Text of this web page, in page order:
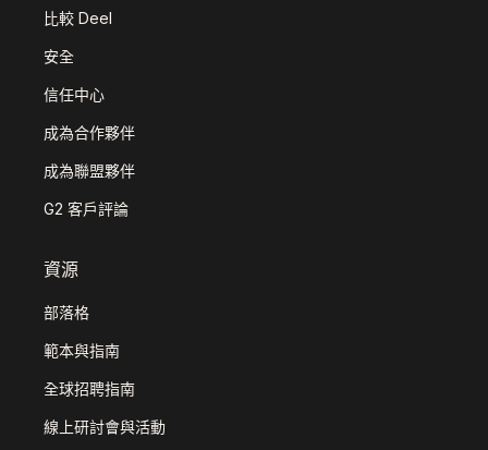
比較 Deel
安全
信任中心
成為合作夥伴
成為聯盟夥伴
G2 客戶評論
資源
部落格
範本與指南
全球招聘指南
線上研討會與活動